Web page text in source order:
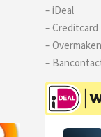
– iDeal
– Creditcard
– Overmaken
–